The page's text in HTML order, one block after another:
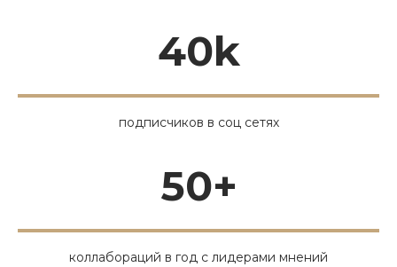
40k
подписчиков в соц сетях
50+
коллабораций в год с лидерами мнений